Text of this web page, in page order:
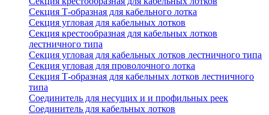
Секция Т-образная для кабельного лотка
Секция угловая для кабельных лотков
Секция крестообразная для кабельных лотков
лестничного типа
Секция угловая для кабельных лотков лестничного типа
Секция угловая для проволочного лотка
Секция Т-образная для кабельных лотков лестничного
типа
Соединитель для несущих и и профильных реек
Соединитель для кабельных лотков